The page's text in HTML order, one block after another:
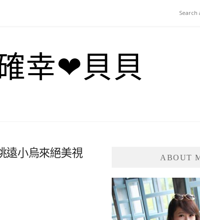
幸❤貝貝
遠小烏來絕美視
ABOUT